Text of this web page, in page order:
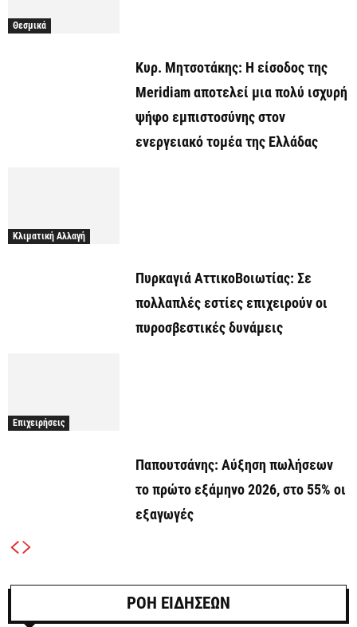
Θεσμικά
Κυρ. Μητσοτάκης: Η είσοδος της
Meridiam αποτελεί μια πολύ ισχυρή
ψήφο εμπιστοσύνης στον
ενεργειακό τομέα της Ελλάδας
Κλιματική Αλλαγή
Πυρκαγιά ΑττικοΒοιωτίας: Σε
πολλαπλές εστίες επιχειρούν οι
πυροσβεστικές δυνάμεις
Επιχειρήσεις
Παπουτσάνης: Αύξηση πωλήσεων
το πρώτο εξάμηνο 2026, στο 55% οι
εξαγωγές
ΡΟΗ ΕΙΔΗΣΕΩΝ